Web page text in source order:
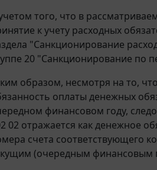
того, что в
к учету расходных
"Санкционирование
20 "Санкционирование по
образом, несмотря на то,
оплаты денежных
финансовом году,
02 отражается как денежное
счета соответствующего
(очередным финансовым